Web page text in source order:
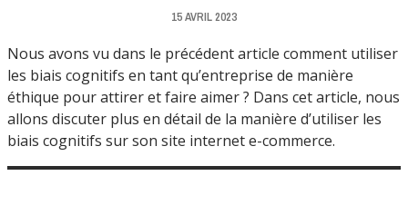
15 AVRIL 2023
Nous avons vu dans le précédent article comment utiliser
les biais cognitifs en tant qu’entreprise de manière
éthique pour attirer et faire aimer ? Dans cet article, nous
allons discuter plus en détail de la manière d’utiliser les
biais cognitifs sur son site internet e-commerce.